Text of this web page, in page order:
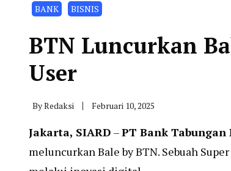
BANK BISNIS
BTN Luncurkan
User
ByRedaksi Februari 10, 2025
Jakarta, SIARD –PT Bank Tabungan
meluncurkan Bale by BTN. Sebuah